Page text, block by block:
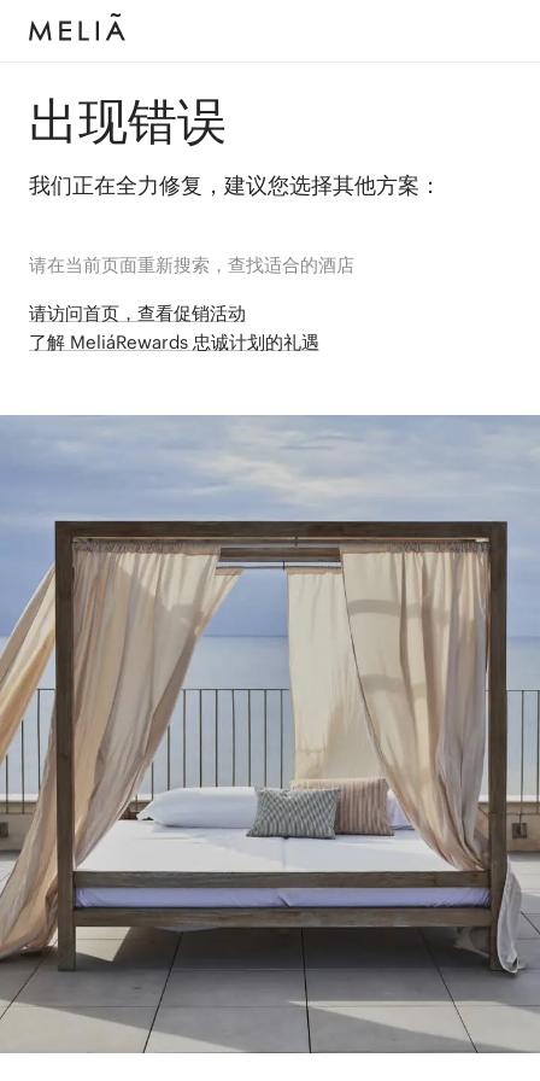
出现错误
我们正在全力修复，建议您选择其他方案：
请在当前页面重新搜索，查找适合的酒店
请访问首页，查看促销活动
了解 MeliáRewards 忠诚计划的礼遇